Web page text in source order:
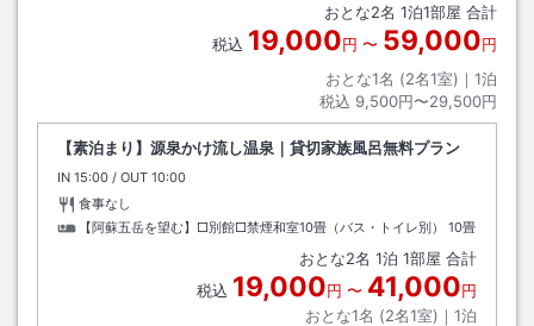
おとな2名 1泊1部屋 合計
税込 19,000円 〜 59,000円
おとな1名 (2名1室)｜ 1泊
税込 9,500円〜29,500円
【素泊まり】源泉かけ流し温泉｜貸切家族風呂無料プラン
IN チェックイン
15:00 / OUT チェックアウト
10:00
食事なし
【阿蘇五岳を望む】□別館□禁煙和室10畳（バス・トイレ別）
10畳
おとな2名 1泊 1部屋 合計
税込 19,000円 〜 41,000円
おとな1名 (2名1室)｜ 1泊